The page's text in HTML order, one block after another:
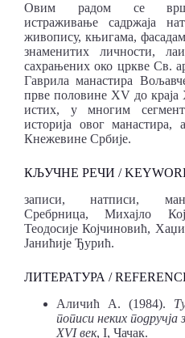
Овим радом се врши
истраживање садржаја
живопису, књигама,
знаменитих личности,
сахрањених око цркве Св.
Гаврила манастира
прве половине XV до
истих, у многим
историја овог
Кнежевине Србије.
КЉУЧНЕ РЕЧИ /
записи, натписи,
Сребрница, Михајло
Теодосије Којчиновић,
Јанићије Ђурић.
ЛИТЕРАТУРА /
Аличић А. (1984).
пописи неких подручја
XVI век, I, Чачак.